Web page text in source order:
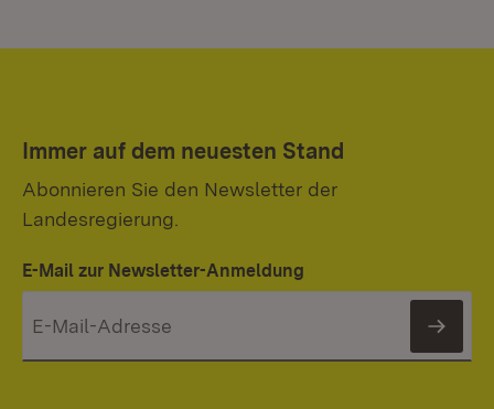
Immer auf dem neuesten Stand
Abonnieren Sie den Newsletter der
Landesregierung.
E-Mail zur Newsletter-Anmeldung